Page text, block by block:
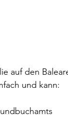
auf den
und kann: